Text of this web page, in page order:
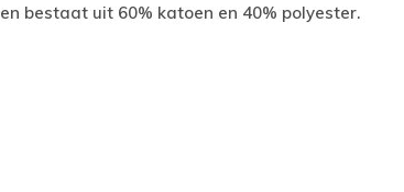
bestaat uit 60% katoen en 40% polyester.